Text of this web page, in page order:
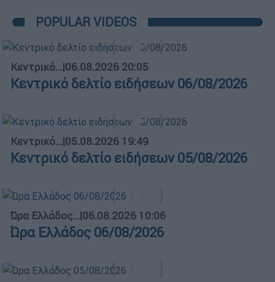
POPULAR VIDEOS
Κεντρικό...|06.08.2026 20:05
Κεντρικό δελτίο ειδήσεων 06/08/2026
Κεντρικό...|05.08.2026 19:49
Κεντρικό δελτίο ειδήσεων 05/08/2026
Ώρα Ελλάδος...|06.08.2026 10:06
Ώρα Ελλάδος 06/08/2026